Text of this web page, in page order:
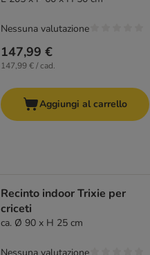
147,99 €
147,99 € / cad.
Nessuna valutazione
Aggiungi al carrello
Recinto indoor Trixie per
criceti
ca. Ø 90 x H 25 cm